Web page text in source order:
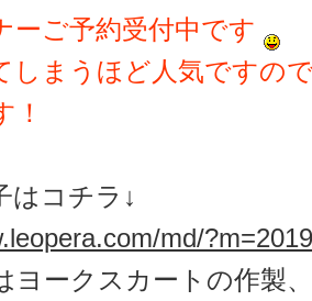
ーご予約受付中です
しまうほど人気ですの
！
はコチラ↓
md/
ヨークスカートの作製